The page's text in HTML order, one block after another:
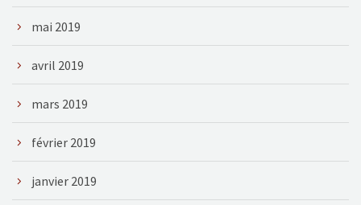
mai 2019
avril 2019
mars 2019
février 2019
janvier 2019